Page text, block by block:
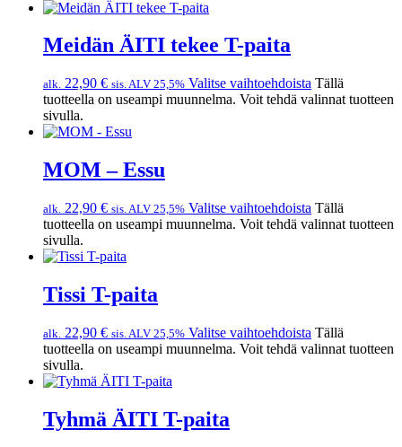
Meidän ÄITI tekee T-paita
alk. 22,90 € sis. ALV 25,5% Valitse vaihtoehdoista Tällä
tuotteella on useampi muunnelma. Voit tehdä valinnat tuotteen
sivulla.
MOM – Essu
alk. 22,90 € sis. ALV 25,5% Valitse vaihtoehdoista Tällä
tuotteella on useampi muunnelma. Voit tehdä valinnat tuotteen
sivulla.
Tissi T-paita
alk. 22,90 € sis. ALV 25,5% Valitse vaihtoehdoista Tällä
tuotteella on useampi muunnelma. Voit tehdä valinnat tuotteen
sivulla.
Tyhmä ÄITI T-paita